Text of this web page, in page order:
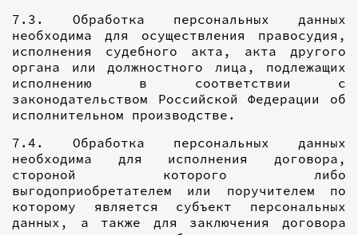
7.3. Обработка персональных данных
необходима для осуществления правосудия,
исполнения судебного акта, акта другого
органа или должностного лица, подлежащих
исполнению в соответствии с
законодательством Российской Федерации об
исполнительном производстве.
7.4. Обработка персональных данных
необходима для исполнения договора,
стороной которого либо
выгодоприобретателем или поручителем по
которому является субъект персональных
данных, а также для заключения договора